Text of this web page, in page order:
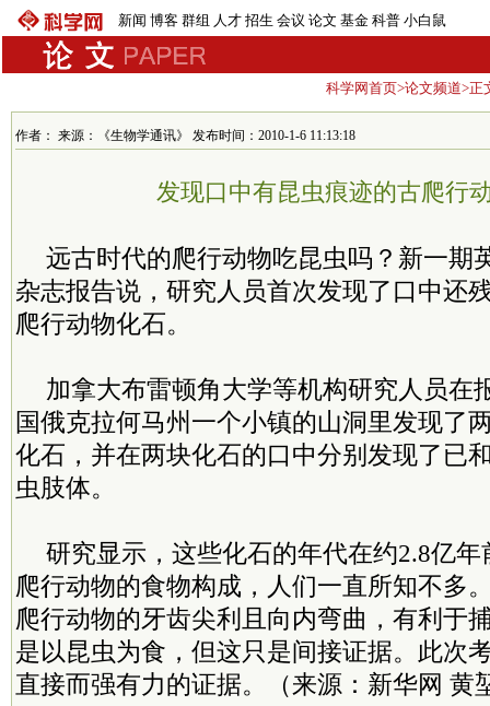
新闻 博客 群组 人才 招生 会议 论文 基金 科普 小白鼠
科学网首页>论文频道>正
作者： 来源：《生物学通讯》 发布时间：2010-1-6 11:13:18
发现口中有昆虫痕迹的古爬行
远古时代的爬行动物吃昆虫吗？新一期
杂志报告说，研究人员首次发现了口中还
爬行动物化石。
加拿大布雷顿角大学等机构研究人员在
国俄克拉何马州一个小镇的山洞里发现了
化石，并在两块化石的口中分别发现了已
虫肢体。
研究显示，这些化石的年代在约2.8亿
爬行动物的食物构成，人们一直所知不多
爬行动物的牙齿尖利且向内弯曲，有利于
是以昆虫为食，但这只是间接证据。此次
直接而强有力的证据。（来源：新华网 黄